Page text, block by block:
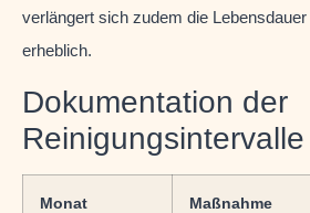
verlängert sich zudem die
erheblich.
Dokumentation der
Reinigungsintervalle
Monat Maßnahme